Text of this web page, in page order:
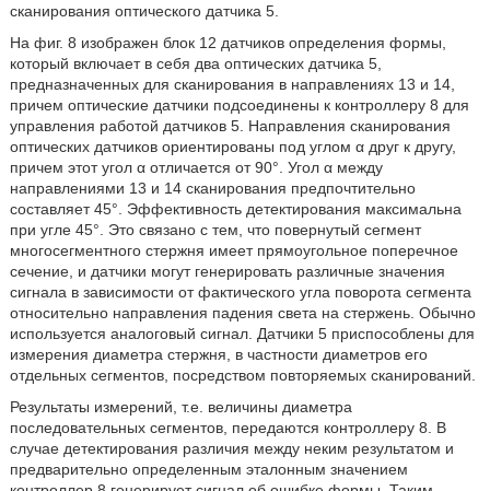
сканирования оптического датчика 5.
На фиг. 8 изображен блок 12 датчиков определения формы,
который включает в себя два оптических датчика 5,
предназначенных для сканирования в направлениях 13 и 14,
причем оптические датчики подсоединены к контроллеру 8 для
управления работой датчиков 5. Направления сканирования
оптических датчиков ориентированы под углом α друг к другу,
причем этот угол α отличается от 90°. Угол α между
направлениями 13 и 14 сканирования предпочтительно
составляет 45°. Эффективность детектирования максимальна
при угле 45°. Это связано с тем, что повернутый сегмент
многосегментного стержня имеет прямоугольное поперечное
сечение, и датчики могут генерировать различные значения
сигнала в зависимости от фактического угла поворота сегмента
относительно направления падения света на стержень. Обычно
используется аналоговый сигнал. Датчики 5 приспособлены для
измерения диаметра стержня, в частности диаметров его
отдельных сегментов, посредством повторяемых сканирований.
Результаты измерений, т.е. величины диаметра
последовательных сегментов, передаются контроллеру 8. В
случае детектирования различия между неким результатом и
предварительно определенным эталонным значением